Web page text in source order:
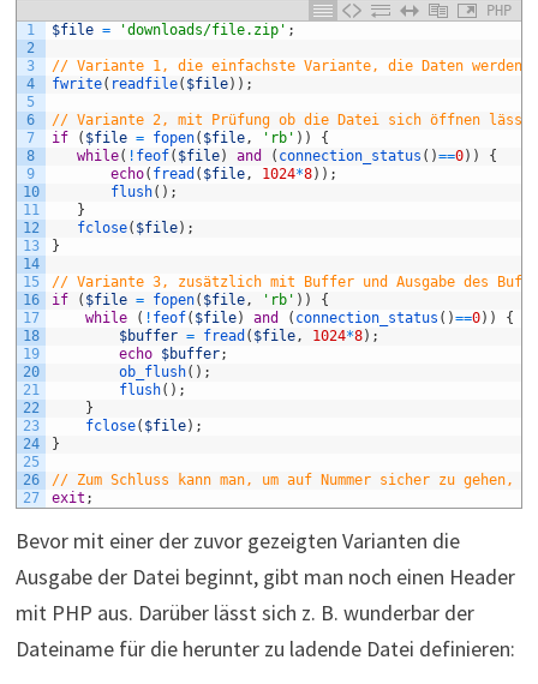
PHP
1
2
3
4
5
6
7
8
9
10
11
12
13
14
15
16
17
18
19
20
21
22
23
24
25
26
27
$file = 'downloads/file.zip' ;
// Variante 1, die einfachste Variante, die Daten werden
fwrite( readfile( $file) ) ;
// Variante 2, mit Prüfung ob die Datei sich öffnen lässt,
if
( $file = fopen( $file, 'rb' ) )
{
while( ! feof( $file) and ( connection_status ( )==0) )
{
echo( fread ( $file, 1024*8) ) ;
flush( ) ;
}
fclose( $file) ;
}
// Variante 3, zusätzlich mit Buffer und Ausgabe des
if
( $file = fopen( $file, 'rb' ) )
{
while
( ! feof( $file) and ( connection_status ( )==0) )
{
$buffer = fread ( $file, 1024*8) ;
echo $buffer;
ob_flush( ) ;
flush( ) ;
}
fclose( $file) ;
}
// Zum Schluss kann man, um auf Nummer sicher zu gehen,
exit ;
Bevor mit einer der zuvor gezeigten Varianten die
Ausgabe der Datei beginnt, gibt man noch einen Header
mit PHP aus. Darüber lässt sich z. B. wunderbar der
Dateiname für die herunter zu ladende Datei definieren: